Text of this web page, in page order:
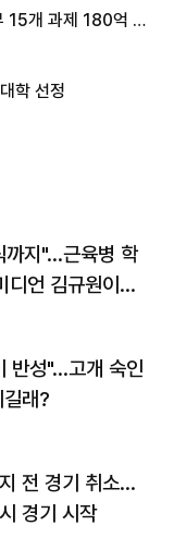
15개 과제 180억 지
학 선정
까지"…근육병 학
디언 김규원이었
반성"…고개 숙인
래?
전 경기 취소…
경기 시작